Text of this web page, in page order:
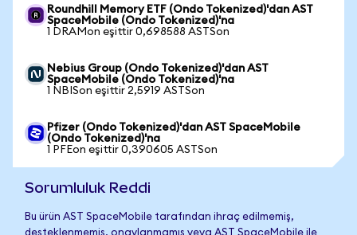
Roundhill Memory ETF (Ondo Tokenized)'dan AST
SpaceMobile (Ondo Tokenized)'na
1 DRAMon eşittir 0,698588 ASTSon
Nebius Group (Ondo Tokenized)'dan AST
SpaceMobile (Ondo Tokenized)'na
1 NBISon eşittir 2,5919 ASTSon
Pfizer (Ondo Tokenized)'dan AST SpaceMobile
(Ondo Tokenized)'na
1 PFEon eşittir 0,390605 ASTSon
Sorumluluk Reddi
Bu ürün AST SpaceMobile tarafından ihraç edilmemiş,